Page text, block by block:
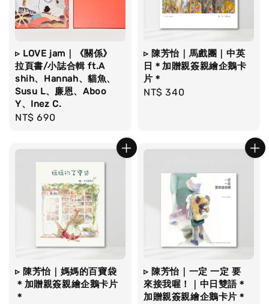
▹ LOVE jam｜《關係》
拉頁書/小誌合輯 ft.A
shih、Hannah、貓魚、
Susu L、廉恩、Aboo
Y、Inez C.
Regular
NT$ 690
▹ 陳芳怡｜馬戲團｜中英
日＊加贈親簽親繪企鵝卡
片＊
Regular
NT$ 340
▹ 陳芳怡｜媽媽的百寶袋
＊加贈親簽親繪企鵝卡片
＊
▹ 陳芳怡｜一定 一定 要
來接我喔！｜中日雙語＊
加贈親簽親繪企鵝卡片＊